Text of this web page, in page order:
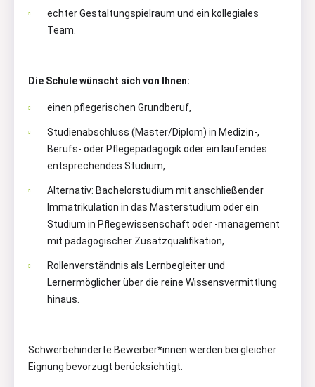
echter Gestaltungspielraum und ein kollegiales
Team.
Die Schule wünscht sich von Ihnen:
einen pflegerischen Grundberuf,
Studienabschluss (Master/Diplom) in Medizin-,
Berufs- oder Pflegepädagogik oder ein laufendes
entsprechendes Studium,
Alternativ: Bachelorstudium mit anschließender
Immatrikulation in das Masterstudium oder ein
Studium in Pflegewissenschaft oder -management
mit pädagogischer Zusatzqualifikation,
Rollenverständnis als Lernbegleiter und
Lernermöglicher über die reine Wissensvermittlung
hinaus.
Schwerbehinderte Bewerber*innen werden bei gleicher
Eignung bevorzugt berücksichtigt.